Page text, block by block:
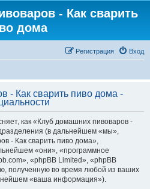
- Как cварить
дома
Вход
Регистрация
- Как cварить пиво дома -
как «Клуб домашних пивоваров -
(в дальнейшем «мы»,
- Как cварить пиво дома»,
«они», «программное
«phpBB Limited», «phpBB
полученную во время любой из ваших
«ваша информация»).